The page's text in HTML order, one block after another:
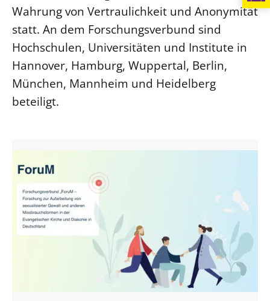
Wahrung von Vertraulichkeit und Anonymität
statt. An dem Forschungsverbund sind
Hochschulen, Universitäten und Institute in
Hannover, Hamburg, Wuppertal, Berlin,
München, Mannheim und Heidelberg
beteiligt.